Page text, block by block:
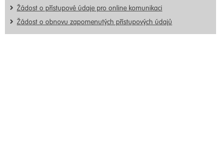
Žádost o přístupové údaje pro online komunikaci
Žádost o obnovu zapomenutých přístupových údajů